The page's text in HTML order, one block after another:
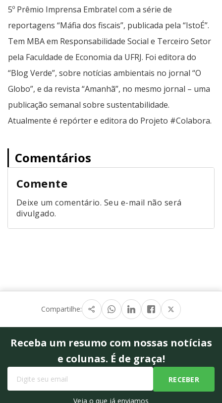
5º Prêmio Imprensa Embratel com a série de
reportagens “Máfia dos fiscais”, publicada pela “IstoÉ”.
Tem MBA em Responsabilidade Social e Terceiro Setor
pela Faculdade de Economia da UFRJ. Foi editora do
“Blog Verde”, sobre notícias ambientais no jornal “O
Globo”, e da revista “Amanhã”, no mesmo jornal – uma
publicação semanal sobre sustentabilidade.
Atualmente é repórter e editora do Projeto #Colabora.
Comentários
Comente
Deixe um comentário. Seu e-mail não será
divulgado.
Compartilhe:
Receba um resumo com nossas notícias
e colunas. É de graça!
Veja o que já enviamos